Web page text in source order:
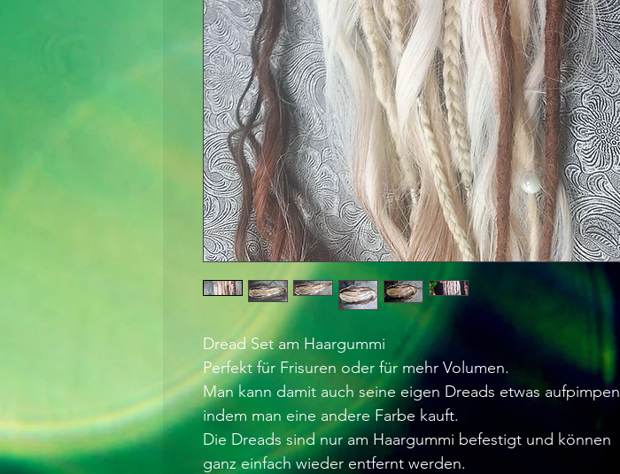
Dread Set am Haargummi
Perfekt für Frisuren oder für mehr Volumen.
Man kann damit auch seine eigen Dreads etwas aufpimpen
indem man eine andere Farbe kauft.
Die Dreads sind nur am Haargummi befestigt und können
ganz einfach wieder entfernt werden.